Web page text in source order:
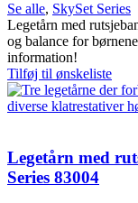
Se alle, SkySet Series
Legetårn med
og balance for
information!
Tilføj til ønskeliste
Legetårn med
Series 83004